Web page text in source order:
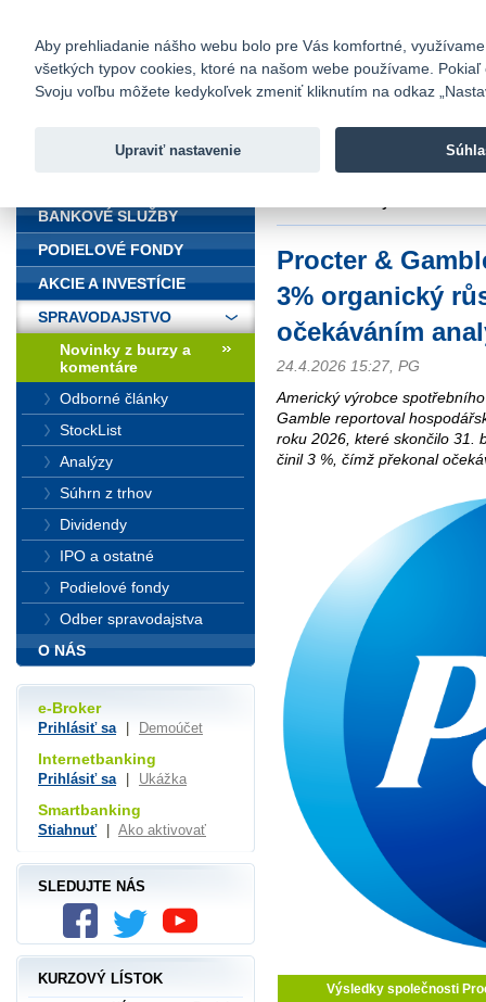
Fio banka
Fio banka
Procter &
3% organický
očekáváním
24.4.2026 15:27, PG
Americký výrobce
Gamble reportoval
roku 2026, které skončilo 31.
činil 3 %, čímž překonal
Výsledky společnosti
BANKOVÉ SLUŽBY
PODIELOVÉ FONDY
AKCIE A INVESTÍCIE
SPRAVODAJSTVO
Novinky z burzy a
komentáre
Odborné články
StockList
Analýzy
Súhrn z trhov
Dividendy
IPO a ostatné
Podielové fondy
Odber spravodajstva
O NÁS
e-Broker
Prihlásiť sa Demoúčet
Internetbanking
Prihlásiť sa Ukážka
Smartbanking
Stiahnuť Ako aktivovať
SLEDUJTE NÁS
KURZOVÝ LÍSTOK
Aby prehliadanie nášho webu bolo pre Vás komfortné,
všetkých typov cookies, ktoré na našom webe používame.
Svoju voľbu môžete kedykoľvek zmeniť kliknutím na odkaz
Upraviť nastavenie